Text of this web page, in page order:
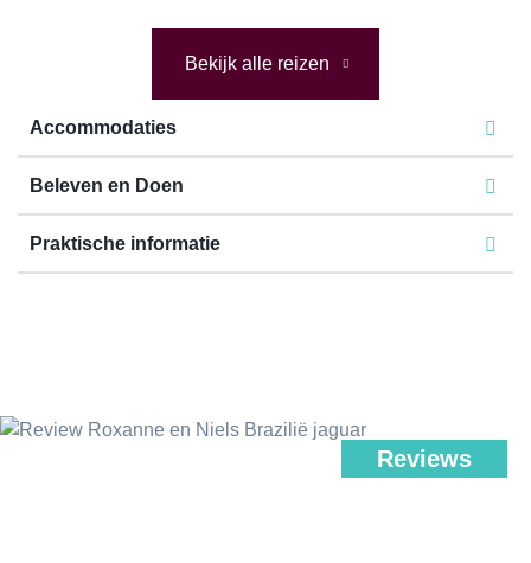
Bekijk alle reizen
Accommodaties
Beleven en Doen
Praktische informatie
Reviews